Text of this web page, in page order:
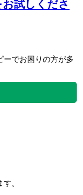
試しくださ
ーでお困りの方が多
。